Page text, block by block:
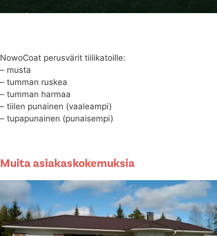
NowoCoat perusvärit tiilikatoille:
– musta
– tumman ruskea
– tumman harmaa
– tiilen punainen (vaaleampi)
– tupapunainen (punaisempi)
Muita asiakaskokemuksia